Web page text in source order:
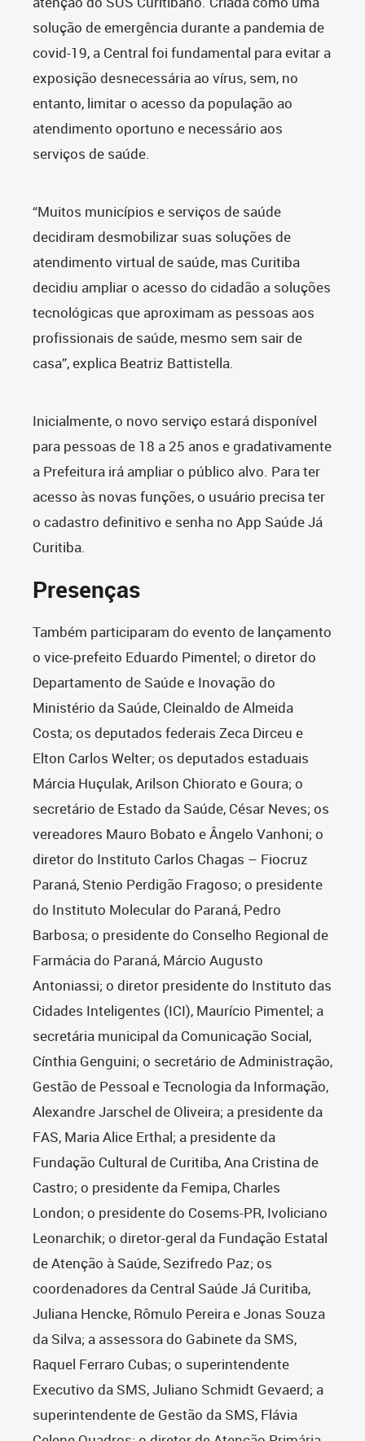
solução de emergência durante a pandemia de
covid-19, a Central foi fundamental para evitar a
exposição desnecessária ao vírus, sem, no
entanto, limitar o acesso da população ao
atendimento oportuno e necessário aos
serviços de saúde.
“Muitos municípios e serviços de saúde
decidiram desmobilizar suas soluções de
atendimento virtual de saúde, mas Curitiba
decidiu ampliar o acesso do cidadão a soluções
tecnológicas que aproximam as pessoas aos
profissionais de saúde, mesmo sem sair de
casa”, explica Beatriz Battistella.
Inicialmente, o novo serviço estará disponível
para pessoas de 18 a 25 anos e gradativamente
a Prefeitura irá ampliar o público alvo. Para ter
acesso às novas funções, o usuário precisa ter
o cadastro definitivo e senha no App Saúde Já
Curitiba.
Presenças
Também participaram do evento de lançamento
o vice-prefeito Eduardo Pimentel; o diretor do
Departamento de Saúde e Inovação do
Ministério da Saúde, Cleinaldo de Almeida
Costa; os deputados federais Zeca Dirceu e
Elton Carlos Welter; os deputados estaduais
Márcia Huçulak, Arilson Chiorato e Goura; o
secretário de Estado da Saúde, César Neves; os
vereadores Mauro Bobato e Ângelo Vanhoni; o
diretor do Instituto Carlos Chagas – Fiocruz
Paraná, Stenio Perdigão Fragoso; o presidente
do Instituto Molecular do Paraná, Pedro
Barbosa; o presidente do Conselho Regional de
Farmácia do Paraná, Márcio Augusto
Antoniassi; o diretor presidente do Instituto das
Cidades Inteligentes (ICI), Maurício Pimentel; a
secretária municipal da Comunicação Social,
Cínthia Genguini; o secretário de Administração,
Gestão de Pessoal e Tecnologia da Informação,
Alexandre Jarschel de Oliveira; a presidente da
FAS, Maria Alice Erthal; a presidente da
Fundação Cultural de Curitiba, Ana Cristina de
Castro; o presidente da Femipa, Charles
London; o presidente do Cosems-PR, Ivoliciano
Leonarchik; o diretor-geral da Fundação Estatal
de Atenção à Saúde, Sezifredo Paz; os
coordenadores da Central Saúde Já Curitiba,
Juliana Hencke, Rômulo Pereira e Jonas Souza
da Silva; a assessora do Gabinete da SMS,
Raquel Ferraro Cubas; o superintendente
Executivo da SMS, Juliano Schmidt Gevaerd; a
superintendente de Gestão da SMS, Flávia